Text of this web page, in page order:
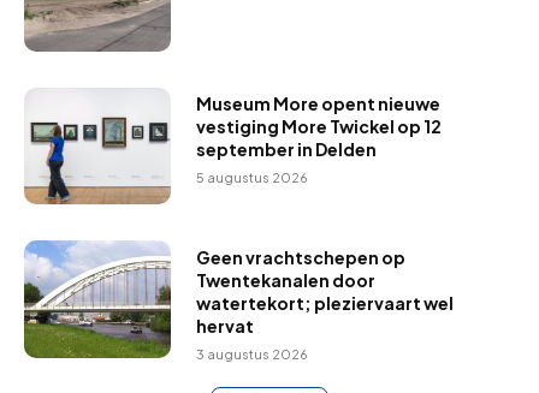
Museum More opent nieuwe
vestiging More Twickel op 12
september in Delden
5 augustus 2026
Geen vrachtschepen op
Twentekanalen door
watertekort; pleziervaart wel
hervat
3 augustus 2026